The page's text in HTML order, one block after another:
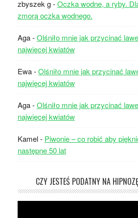
zbyszek g-Oczka wodne, a ryby.
zmorą oczka wodnego.
Aga-Olśniło mnie jak przycinać
najwięcej kwiatów
Ewa-Olśniło mnie jak przycinać
najwięcej kwiatów
Aga-Olśniło mnie jak przycinać
najwięcej kwiatów
Kamel- Piwonie – co robić aby
następne 50 lat
CZY JESTEŚ PODATNY NA